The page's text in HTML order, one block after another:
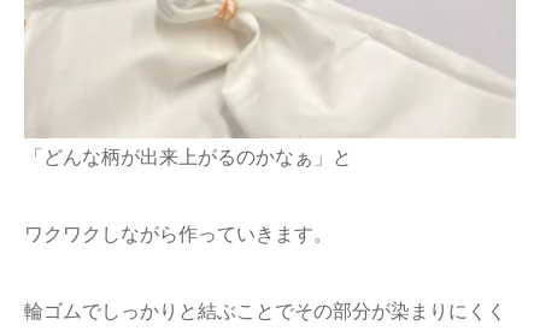
「どんな柄が出来上がるのかなぁ」と
ワクワクしながら作っていきます。
輪ゴムでしっかりと結ぶことでその部分が染まりにくく